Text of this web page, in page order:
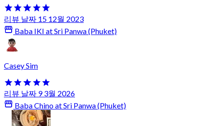
리뷰 날짜 15 12월 2023
Baba IKI at Sri Panwa (Phuket)
Casey Sim
리뷰 날짜 9 3월 2026
Baba Chino at Sri Panwa (Phuket)